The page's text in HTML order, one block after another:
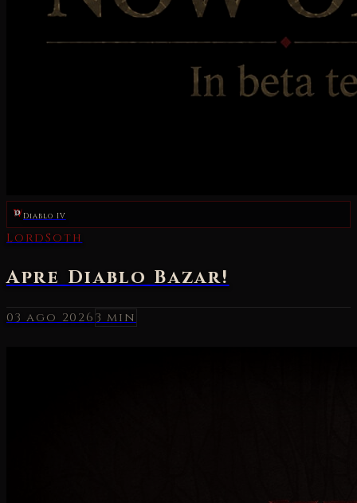
Diablo IV
03 ago 20263 min